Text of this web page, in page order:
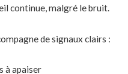
continue, malgré le bruit.
de signaux clairs :
à apaiser